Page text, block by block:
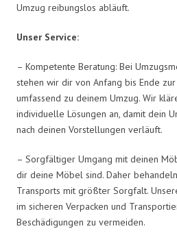
Umzug reibungslos abläuft.
Unser Service:
– Kompetente Beratung: Bei
stehen wir dir von Anfang bis Ende
umfassend zu deinem Umzug. Wir
individuelle Lösungen an, damit dein
nach deinen Vorstellungen verläuft.
– Sorgfältiger Umgang mit deinen
dir deine Möbel sind. Daher
Transports mit größter Sorgfalt.
im sicheren Verpacken und
Beschädigungen zu vermeiden.